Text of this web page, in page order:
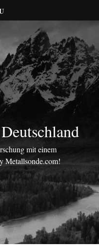
mit einem
Metallsonde.com!